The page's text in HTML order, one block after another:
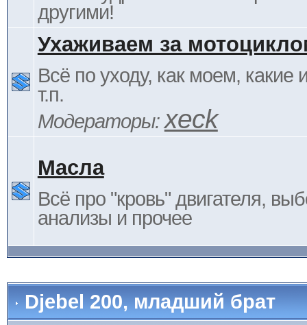
другими!
Ухаживаем за
Всё по уходу, как моем, какие
т.п.
Модераторы:xeck
Масла
Всё про "кровь" двигателя,
анализы и прочее
Djebel 200, младший брат